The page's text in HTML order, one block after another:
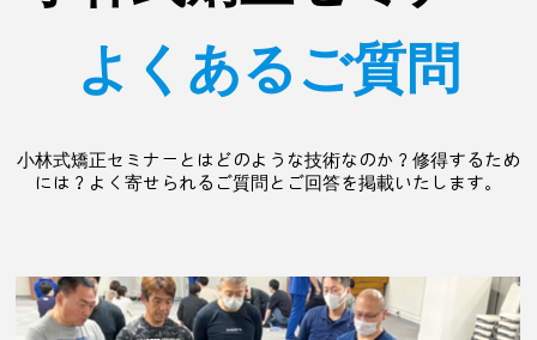
よくあるご質問
小林式矯正セミナーとはどのような技術なのか？修得するため
には？よく寄せられるご質問とご回答を掲載いたします。